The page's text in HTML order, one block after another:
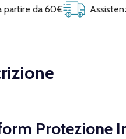
partire da 60€
Protezione